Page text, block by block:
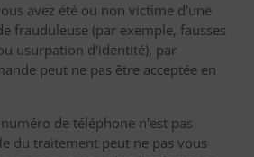
avez été ou non victime d'une
frauduleuse (par exemple, fausses
usurpation d'identité), par
peut ne pas être acceptée en
de téléphone n'est pas
du traitement peut ne pas vous